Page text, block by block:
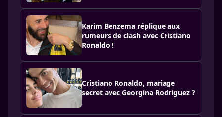
Karim Benzema réplique aux
rumeurs de clash avec Cristiano
Ronaldo !
Cristiano Ronaldo, mariage
secret avec Georgina Rodriguez ?